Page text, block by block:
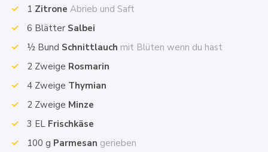
1 Zitrone Abrieb und Saft
6 Blätter Salbei
½ Bund Schnittlauch mit Blüten wenn du hast
2 Zweige Rosmarin
4 Zweige Thymian
2 Zweige Minze
3 EL Frischkäse
100 g Parmesan gerieben